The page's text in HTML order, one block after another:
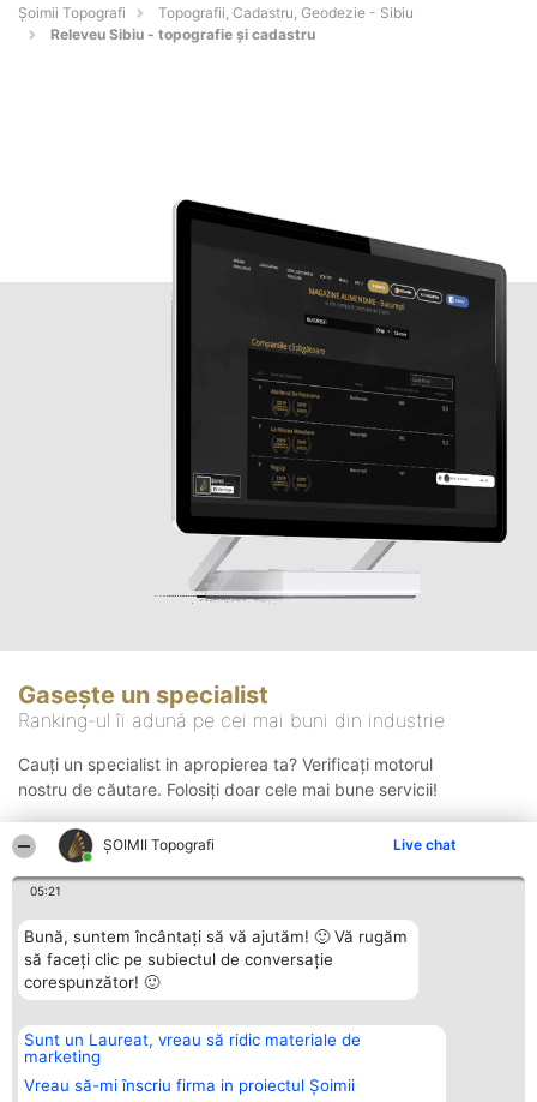
ȘOIMII Topografi Live chat
05:21
Bună, suntem încântați să vă ajutăm! 🙂 Vă rugăm
să faceți clic pe subiectul de conversație
corespunzător! 🙂
Sunt un Laureat, vreau să ridic materiale de
marketing
Vreau să-mi înscriu firma in proiectul Șoimii
Șoimii Topografi
Topografii, Cadastru, Geodezie - Sibiu
Releveu Sibiu - topografie și cadastru
Gasește un specialist
Ranking-ul îi adună pe cei mai buni din industrie
Cauți un specialist in apropierea ta? Verificați motorul
nostru de căutare. Folosiți doar cele mai bune servicii!
Organizator Ranking
BRIGHT SOLUTIONS BR SRL
Aleea Timisul De Sus 2 Bl. A30
Sc. A Et. 4 Ap. 13 Cod 061952
Plebiscyt
Lista Tuturor
Laureaților
Contact